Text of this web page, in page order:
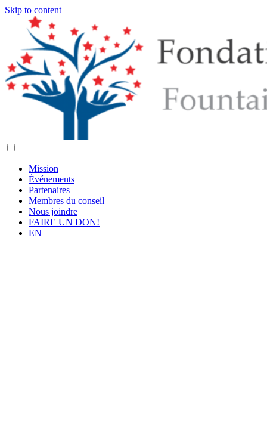
Skip to content
Mission
Événements
Partenaires
Membres du conseil
Nous joindre
FAIRE UN DON!
EN